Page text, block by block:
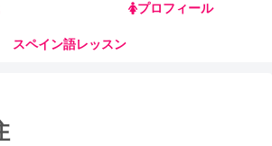
プロフィール
スペイン語レッスン